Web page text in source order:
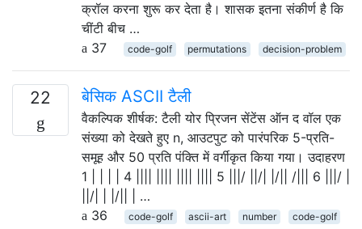
क्रॉल करना शुरू कर देता है। शासक इतना संकीर्ण है कि
चींटी बीच …
37
code-golf permutations decision-problem
22 बेसिक ASCII टैली
वैकल्पिक शीर्षक: टैली योर प्रिजन सेंटेंस ऑन द वॉल एक
संख्या को देखते हुए n, आउटपुट को पारंपरिक 5-प्रति-
समूह और 50 प्रति पंक्ति में वर्गीकृत किया गया। उदाहरण
1 | | | | 4 |||| |||| |||| |||| 5 |||/ ||/| |/|| /||| 6 |||/ |
||/| | |/|| | …
36
code-golf ascii-art number
code-golf